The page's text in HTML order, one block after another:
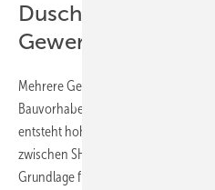
Dusche ist ein
Gewerke
Mehrere Gewerke, Fliesenleger und
Bauvorhaben auch der Estrichleger,
entsteht hoher
zwischen SHK-Installateur, Fliesen-
Grundlage für eine schnelle und